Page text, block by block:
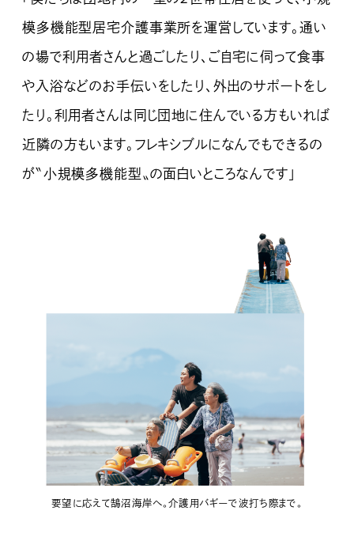
模多機能型居宅介護事業所を運営しています。通い
の場で利用者さんと過ごしたり、ご自宅に伺って食事
や入浴などのお手伝いをしたり、外出のサポートをし
たり。利用者さんは同じ団地に住んでいる方もいれば
近隣の方もいます。フレキシブルになんでもできるの
が〝小規模多機能型〟の面白いところなんです」
要望に応えて鵠沼海岸へ。介護用バギーで波打ち際まで。